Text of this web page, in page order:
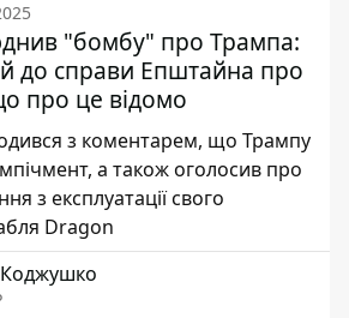
"бомбу" про Трампа:
до справи Епштайна про
про це відомо
з коментарем, що Трампу
а також оголосив про
з експлуатації свого
Dragon